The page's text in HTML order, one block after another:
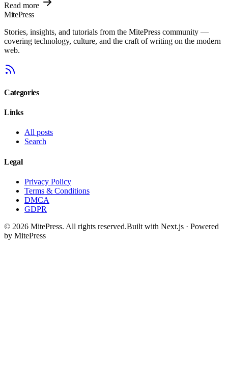
Read more
MitePress
Stories, insights, and tutorials from the MitePress community —
covering technology, culture, and the craft of writing on the modern
web.
Categories
Links
All posts
Search
Legal
Privacy Policy
Terms & Conditions
DMCA
GDPR
© 2026 MitePress. All rights reserved.Built with Next.js · Powered
by MitePress